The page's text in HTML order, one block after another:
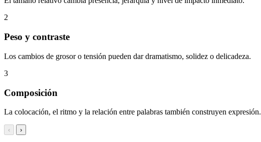
2
Peso y contraste
Los cambios de grosor o tensión pueden dar dramatismo, solidez o delicadeza.
3
Composición
La colocación, el ritmo y la relación entre palabras también construyen expresión.
‹ ›